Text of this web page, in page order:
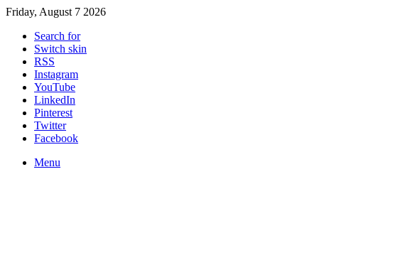
Friday, August 7 2026
Search for
Switch skin
RSS
Instagram
YouTube
LinkedIn
Pinterest
Twitter
Facebook
Menu